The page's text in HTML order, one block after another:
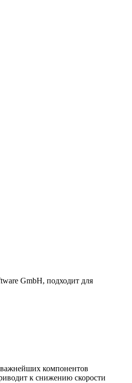
GmbH, подходит для
важнейших компонентов
к снижению скорости